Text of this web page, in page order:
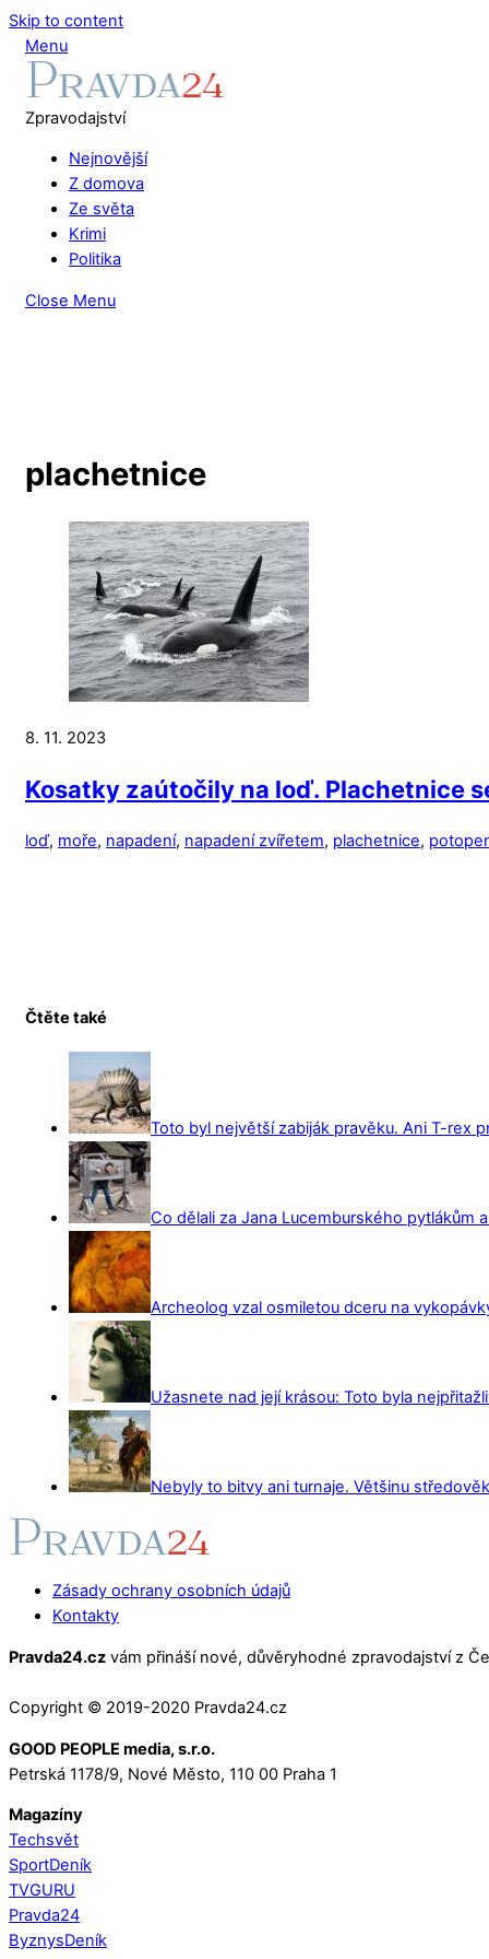
Skip to content
Menu
Zpravodajství
Nejnovější
Z domova
Ze světa
Krimi
Politika
Close Menu
plachetnice
8. 11. 2023
Kosatky zaútočily na loď. Plachetnice
loď, moře, napadení, napadení zvířetem, plachetnice,
Čtěte také
Toto byl největší zabiják pravěku. Ani T-rex
Co dělali za Jana Lucemburského pytlákům
Archeolog vzal osmiletou dceru na
Užasnete nad její krásou: Toto byla
Nebyly to bitvy ani turnaje. Většinu
Zásady ochrany osobních údajů
Kontakty
Pravda24.cz vám přináší nové, důvěryhodné zpravodajství z
Copyright © 2019-2020 Pravda24.cz
GOOD PEOPLE media, s.r.o.
Petrská 1178/9, Nové Město, 110 00 Praha 1
Magazíny
Techsvět
SportDeník
TVGURU
Pravda24
ByznysDeník